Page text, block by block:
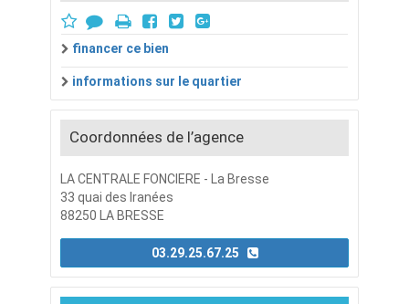
financer ce bien
informations sur le quartier
Coordonnées de l’agence
LA CENTRALE FONCIERE - La Bresse
33 quai des Iranées
88250 LA BRESSE